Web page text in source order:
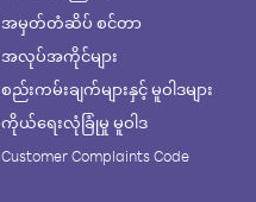
အမှတ်တံဆိပ် စင်တာ
အလုပ်အကိုင်များ
စည်းကမ်းချက်များနှင့် မူဝါဒများ
ကိုယ်ရေးလုံခြုံမှု မူဝါဒ
Customer Complaints Code